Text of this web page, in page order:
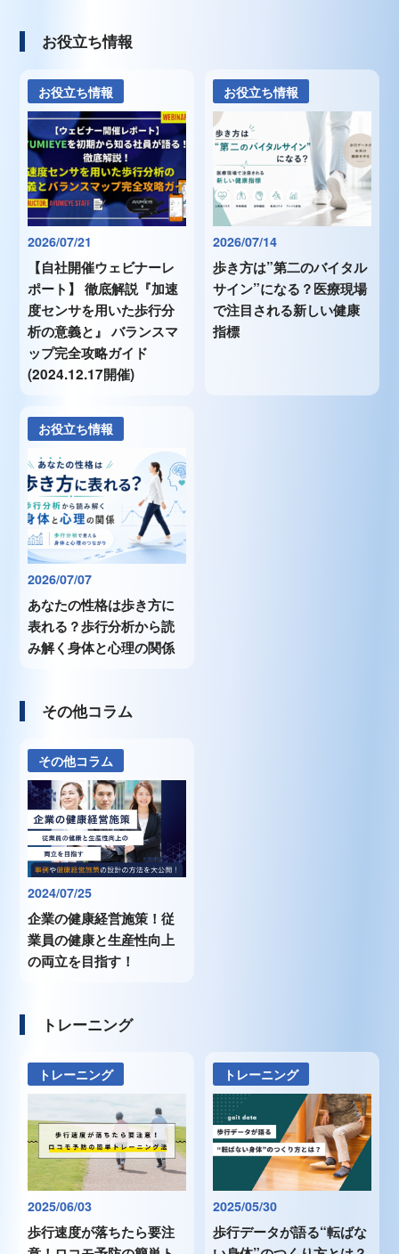
お役立ち情報
お役立ち情報
2026/07/21
【自社開催ウェビナーレ
ポート】 徹底解説『加速
度センサを用いた歩行分
析の意義と』 バランスマ
ップ完全攻略ガイド
(2024.12.17開催)
お役立ち情報
2026/07/14
歩き方は”第二のバイタル
サイン”になる？医療現場
で注目される新しい健康
指標
お役立ち情報
2026/07/07
あなたの性格は歩き方に
表れる？歩行分析から読
み解く身体と心理の関係
その他コラム
その他コラム
2024/07/25
企業の健康経営施策！従
業員の健康と生産性向上
の両立を目指す！
トレーニング
トレーニング
2025/06/03
歩行速度が落ちたら要注
トレーニング
2025/05/30
歩行データが語る“転ばな